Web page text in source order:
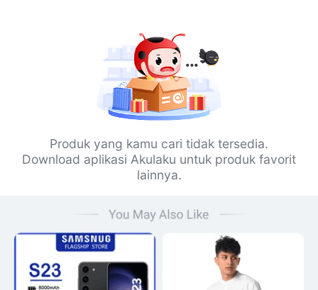
Produk yang kamu cari tidak tersedia.
Download aplikasi Akulaku untuk produk favorit
lainnya.